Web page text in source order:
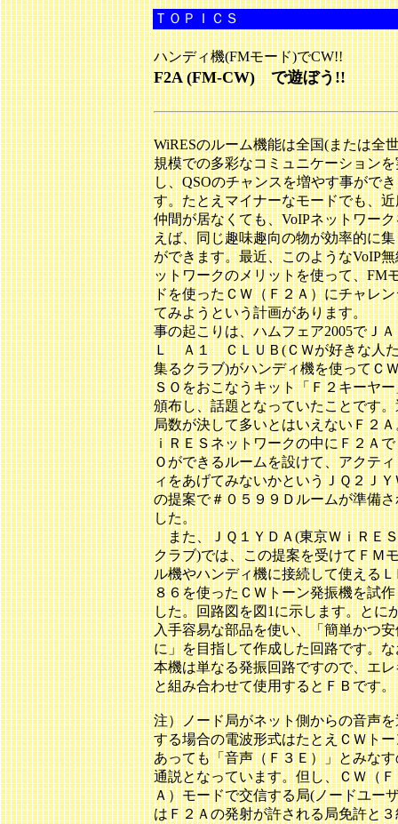
ＴＯＰＩＣＳ
ハンディ機(FMモード)でCW!!
F2A (FM-CW) で遊ぼう!!
WiRESのルーム機能は全国(または全
規模での多彩なコミュニケーション
し、QSOのチャンスを増やす事がで
す。たとえマイナーなモードでも、
仲間が居なくても、VoIPネットワー
えば、同じ趣味趣向の物が効率的に
ができます。最近、このようなVoIP
ットワークのメリットを使って、FM
ドを使ったＣＷ（Ｆ２Ａ）にチャレ
てみようという計画があります。
事の起こりは、ハムフェア2005でＪＡ
Ｌ Ａ１ ＣＬＵＢ(ＣＷが好きな人
集るクラブ)がハンディ機を使ってＣ
ＳＯをおこなうキット「Ｆ２キーヤ
頒布し、話題となっていたことです
局数が決して多いとはいえないＦ２
ｉＲＥＳネットワークの中にＦ２Ａで
Ｏができるルームを設けて、アクテ
ィをあげてみないかというＪＱ２ＪＹ
の提案で＃０５９９Ｄルームが準備
した。
また、ＪＱ１ＹＤＡ(東京ＷｉＲＥ
クラブ)では、この提案を受けてＦＭ
ル機やハンディ機に接続して使える
８６を使ったＣＷトーン発振機を試
した。回路図を図1に示します。とに
入手容易な部品を使い、「簡単かつ安
に」を目指して作成した回路です。
本機は単なる発振回路ですので、エ
と組み合わせて使用するとＦＢです。
注）ノード局がネット側からの音声
する場合の電波形式はたとえＣＷト
あっても「音声（Ｆ３Ｅ）」とみな
通説となっています。但し、ＣＷ（Ｆ
Ａ）モードで交信する局(ノードユー
はＦ２Ａの発射が許される局免許と